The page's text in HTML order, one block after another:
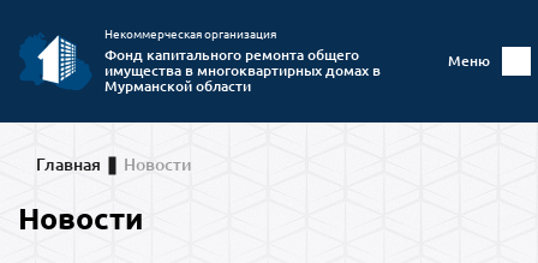
Некоммерческая организация
Фонд капитального ремонта общего
имущества в многоквартирных домах в
Мурманской области
Меню
Главная Новости
Новости